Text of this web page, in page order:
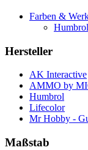
Farben &
Hersteller
AK Interactive
AMMO by
Humbrol
Lifecolor
Mr Hobby -
Maßstab